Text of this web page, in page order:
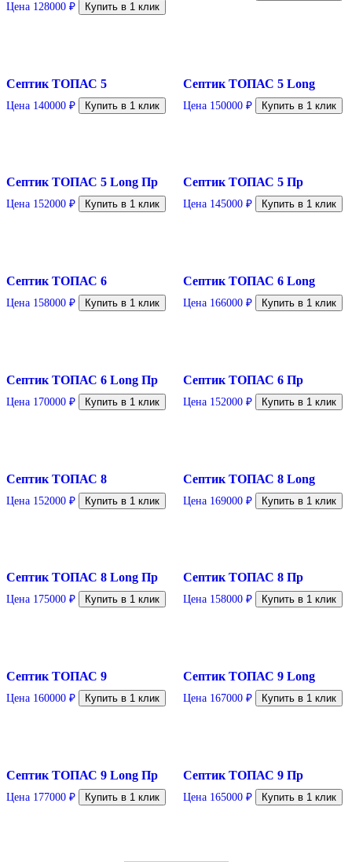
Цена 128000 ₽ Купить в 1 клик
Септик ТОПАС 5
Цена 140000 ₽ Купить в 1 клик
Септик ТОПАС 5 Long
Цена 150000 ₽ Купить в 1 клик
Септик ТОПАС 5 Long Пр
Цена 152000 ₽ Купить в 1 клик
Септик ТОПАС 5 Пр
Цена 145000 ₽ Купить в 1 клик
Септик ТОПАС 6
Цена 158000 ₽ Купить в 1 клик
Септик ТОПАС 6 Long
Цена 166000 ₽ Купить в 1 клик
Септик ТОПАС 6 Long Пр
Цена 170000 ₽ Купить в 1 клик
Септик ТОПАС 6 Пр
Цена 152000 ₽ Купить в 1 клик
Септик ТОПАС 8
Цена 152000 ₽ Купить в 1 клик
Септик ТОПАС 8 Long
Цена 169000 ₽ Купить в 1 клик
Септик ТОПАС 8 Long Пр
Цена 175000 ₽ Купить в 1 клик
Септик ТОПАС 8 Пр
Цена 158000 ₽ Купить в 1 клик
Септик ТОПАС 9
Цена 160000 ₽ Купить в 1 клик
Септик ТОПАС 9 Long
Цена 167000 ₽ Купить в 1 клик
Септик ТОПАС 9 Long Пр
Цена 177000 ₽ Купить в 1 клик
Септик ТОПАС 9 Пр
Цена 165000 ₽ Купить в 1 клик